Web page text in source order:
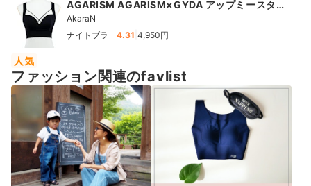
AGARISM AGARISM×GYDA アップミースタ
イリングブラ
AkaraN
ナイトブラ
4.31 4,950円
人気
ファッション関連のfavlist